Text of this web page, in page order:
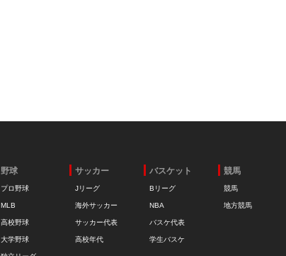
野球
プロ野球
MLB
高校野球
大学野球
サッカー
Jリーグ
海外サッカー
サッカー代表
高校年代
バスケット
Bリーグ
NBA
バスケ代表
学生バスケ
競馬
競馬
地方競馬